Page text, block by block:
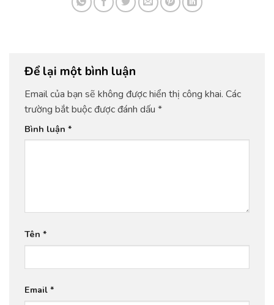
Để lại một bình luận
Email của bạn sẽ không được hiển thị công khai. Các
trường bắt buộc được đánh dấu *
Bình luận *
Tên *
Email *